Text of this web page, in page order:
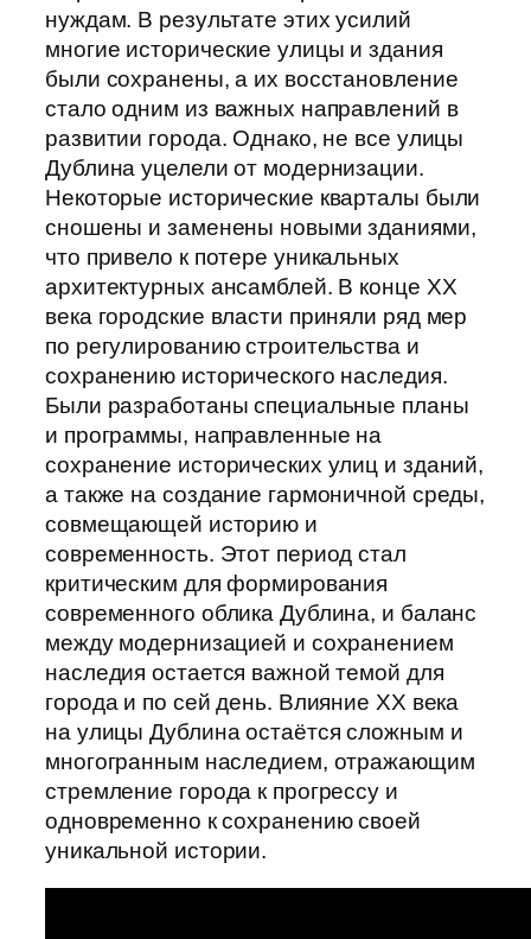
нуждам. В результате этих усилий
многие исторические улицы и здания
были сохранены, а их восстановление
стало одним из важных направлений в
развитии города. Однако, не все улицы
Дублина уцелели от модернизации.
Некоторые исторические кварталы были
сношены и заменены новыми зданиями,
что привело к потере уникальных
архитектурных ансамблей. В конце XX
века городские власти приняли ряд мер
по регулированию строительства и
сохранению исторического наследия.
Были разработаны специальные планы
и программы, направленные на
сохранение исторических улиц и зданий,
а также на создание гармоничной среды,
совмещающей историю и
современность. Этот период стал
критическим для формирования
современного облика Дублина, и баланс
между модернизацией и сохранением
наследия остается важной темой для
города и по сей день. Влияние XX века
на улицы Дублина остаётся сложным и
многогранным наследием, отражающим
стремление города к прогрессу и
одновременно к сохранению своей
уникальной истории.